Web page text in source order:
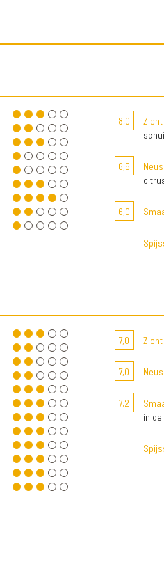
8,0 Zicht
6,5 Neus
6,0
7,0 Zicht
7,0 Neus
7,2
in